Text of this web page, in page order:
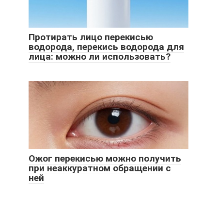
Протирать лицо перекисью
водорода, перекись водорода для
лица: можно ли использовать?
Ожог перекисью можно получить
при неаккуратном обращении с
ней